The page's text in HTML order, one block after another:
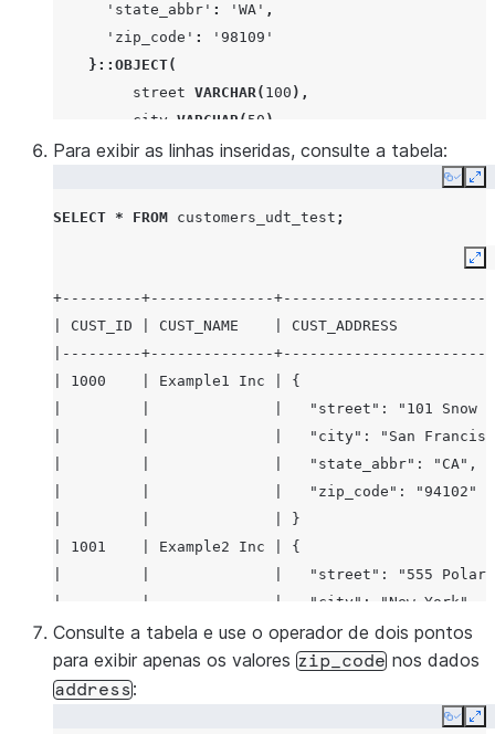
'state_abbr' : 'WA' ,
'zip_code' :
'98109'
} ::OBJECT(
street VARCHAR( 100 ),
city VARCHAR ( 50 ),
state_abbr CHAR(2),
Para exibir as linhas inseridas, consulte a tabela:
Copy
SELECT * FROM customers_udt_test ;
+---------+--------------
| CUST_ID | CUST_NAME    | CUST_ADDRESS
|---------+--------------
| 1000    | Example1 Inc | {
|         |              |   "street": "101 Snow
|         |              |   "city": "San
|         |              |   "state_abbr":
|         |              |   "zip_code":
|         |              | }
| 1001    | Example2 Inc | {
|         |              |   "street": "555 Polar
|         |              |   "city": "New
|         |              |   "state_abbr":
|         |              |   "zip_code":
|         |              | }
| 1002    | Example3 Inc | {
Consulte a tabela e use o operador de dois pontos
para exibir apenas os valores zip_code nos dados
address:
Copy